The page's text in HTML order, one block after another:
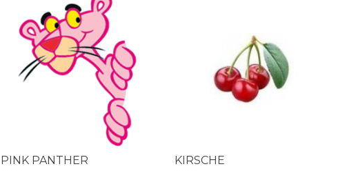
PINK PANTHER KIRSCHE